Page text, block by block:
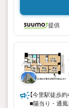
提供
【今里駅徒歩
■陽当り・通